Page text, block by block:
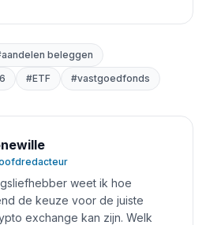
aandelen beleggen
#ETF #vastgoedfonds
weet ik hoe
de keuze voor de juiste
exchange kan zijn. Welk